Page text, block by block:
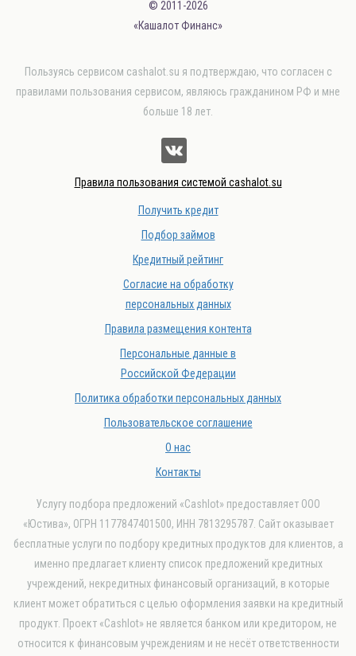
© 2011-2026
«Кашалот Финанс»
Пользуясь сервисом cashalot.su я подтверждаю, что согласен с
правилами пользования сервисом, являюсь гражданином РФ и мне
больше 18 лет.
Правила пользования системой cashalot.su
Получить кредит
Подбор займов
Кредитный рейтинг
Согласие на обработку
персональных данных
Правила размещения контента
Персональные данные в
Российской Федерации
Политика обработки персональных данных
Пользовательское соглашение
О нас
Контакты
Услугу подбора предложений «Cashlot» предоставляет ООО
«Юстива», ОГРН 1177847401500, ИНН 7813295787. Сайт оказывает
бесплатные услуги по подбору кредитных продуктов для клиентов, а
именно предлагает клиенту список предложений кредитных
учреждений, некредитных финансовый организаций, в которые
клиент может обратиться с целью оформления заявки на кредитный
продукт. Проект «Cashlot» не является банком или кредитором, не
относится к финансовым учреждениям и не несёт ответственности